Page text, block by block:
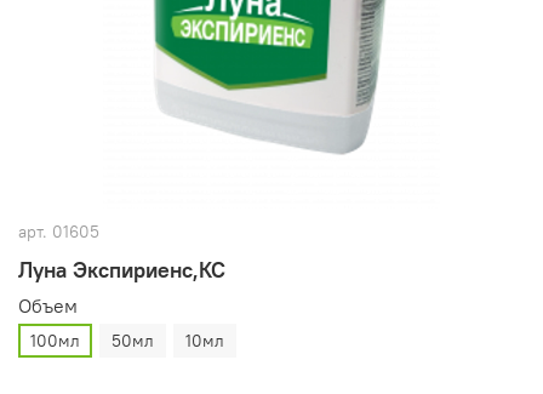
арт. 01605
Луна Экспириенс,КС
Oбъем
100мл 50мл 10мл